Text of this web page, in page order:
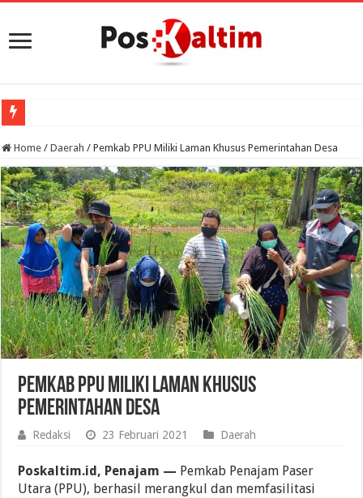
Home / Daerah / Pemkab PPU Miliki Laman Khusus Pemerintahan Desa
Pemkab PPU Miliki Laman Khusus
Pemerintahan Desa
Redaksi 23 Februari 2021 Daerah
Poskaltim.id, Penajam — Pemkab Penajam Paser
Utara (PPU), berhasil merangkul dan memfasilitasi